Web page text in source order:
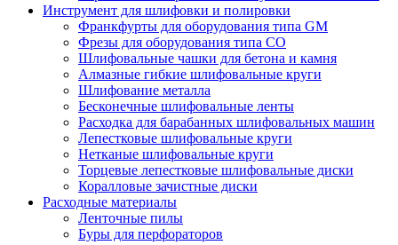
Инструмент для шлифовки и полировки
Франкфурты для оборудования типа GM
Фрезы для оборудования типа СО
Шлифовальные чашки для бетона и камня
Алмазные гибкие шлифовальные круги
Шлифование металла
Бесконечные шлифовальные ленты
Расходка для барабанных шлифовальных машин
Лепестковые шлифовальные круги
Нетканые шлифовальные круги
Торцевые лепестковые шлифовальные диски
Коралловые зачистные диски
Расходные материалы
Ленточные пилы
Буры для перфораторов